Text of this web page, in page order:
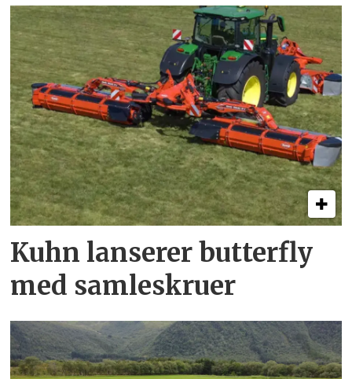
Kuhn lanserer butterfly
med samleskruer